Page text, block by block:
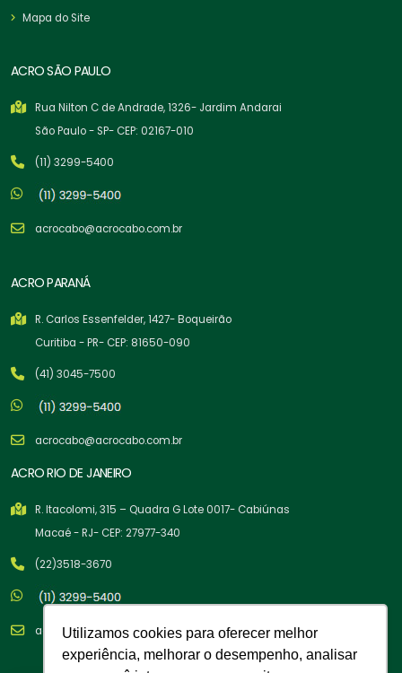
Utilizamos cookies para oferecer melhor
experiência, melhorar o desempenho, analisar
Mapa do Site
ACRO SÃO PAULO
Rua Nilton C de Andrade, 1326- Jardim Andarai
São Paulo - SP- CEP: 02167-010
(11) 3299-5400
acrocabo@acrocabo.com.br
ACRO PARANÁ
R. Carlos Essenfelder, 1427- Boqueirão
Curitiba - PR- CEP: 81650-090
(41) 3045-7500
acrocabo@acrocabo.com.br
ACRO RIO DE JANEIRO
R. Itacolomi, 315 – Quadra G Lote 0017- Cabiúnas
Macaé - RJ- CEP: 27977-340
(22)3518-3670
acrocabo@acrocabo.com.br